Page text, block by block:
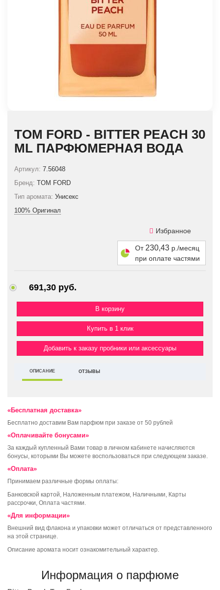
TOM FORD - BITTER PEACH 30
ML ПАРФЮМЕРНАЯ ВОДА
Артикул: 7.56048
Бренд: TOM FORD
Тип аромата: Унисекс
100% Оригинал
Избранное
От 230,43 р./месяц
при оплате частями
691,30 руб.
Купить в 1 клик
Добавить к заказу пробники или аксессуары
ОПИСАНИЕ ОТЗЫВЫ
«Бесплатная доставка»
Бесплатно доставим Вам парфюм при заказе от 50 рублей
«Оплачивайте бонусами»
За каждый купленный Вами товар в личном кабинете начисляются
бонусы, которыми Вы можете воспользоваться при следующем заказе.
«Оплата»
Принимаем различные формы оплаты:
Банковской картой, Наложенным платежом, Наличными, Карты
рассрочки, Оплата частями.
«Для информации»
Внешний вид флакона и упаковки может отличаться от представленного
на этой странице.
Описание аромата носит ознакомительный характер.
Информация о парфюме